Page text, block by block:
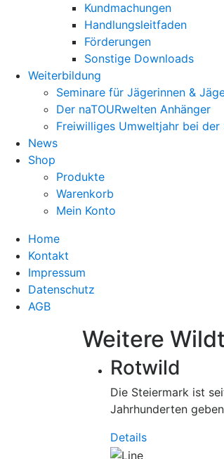
Kundmachungen
Handlungsleitfaden
Förderungen
Sonstige Downloads
Weiterbildung
Seminare für Jägerinnen &
Der naTOURwelten Anhänger
Freiwilliges Umweltjahr bei der
News
Shop
Produkte
Warenkorb
Mein Konto
Home
Kontakt
Impressum
Datenschutz
AGB
Weitere
Rotwild
Die Steiermark ist
Jahrhunderten
Details